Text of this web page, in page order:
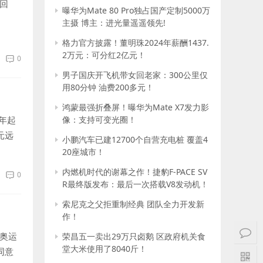
0
起
远
0
运
意
曝华为Mate 80 Pro独占国产定制5000万
主摄 博主：进光量遥遥领先!
格力官方披露！董明珠2024年薪酬1437.
2万元：可分红2亿元！
男子国庆开飞机带女回老家：300公里仅
用80分钟 油费200多元！
鸿蒙最强折叠屏！曝华为Mate X7发力影
像：支持可变光圈！
小鹏汽车已建12700个自营充电桩 覆盖4
20座城市！
内燃机时代的谢幕之作！捷豹F-PACE SV
R最终版发布：最后一次搭载V8发动机！
索尼克之父拒重制经典 团队全力开发新
作！
荣昌五一卖出29万只卤鹅 区政府机关食
堂大米使用了8040斤！